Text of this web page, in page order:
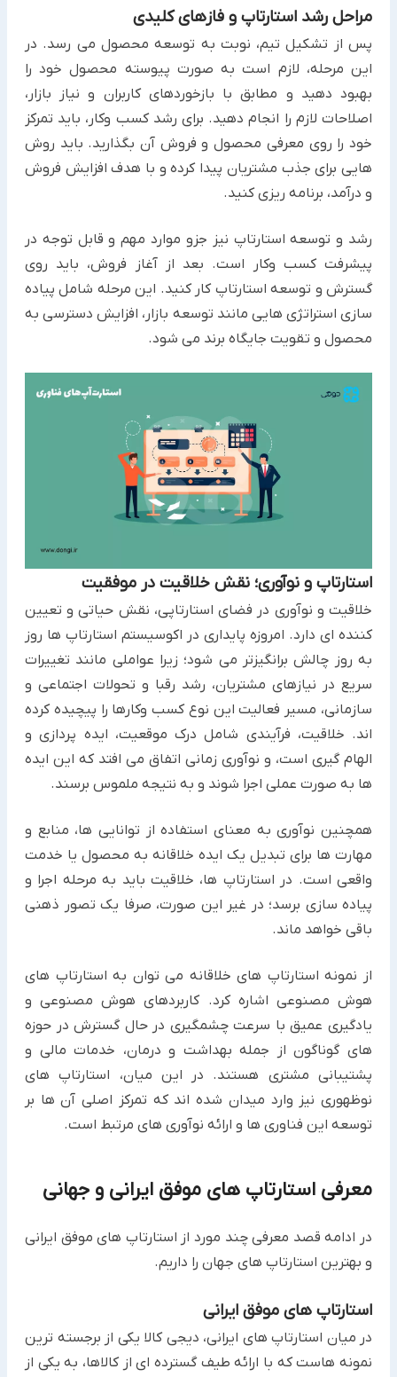
مراحل رشد استارتاپ و فازهای کلیدی
پس از تشکیل تیم، نوبت به توسعه محصول می رسد. در
این مرحله، لازم است به صورت پیوسته محصول خود را
بهبود دهید و مطابق با بازخوردهای کاربران و نیاز بازار،
اصلاحات لازم را انجام دهید. برای رشد کسب وکار، باید تمرکز
خود را روی معرفی محصول و فروش آن بگذارید. باید روش
هایی برای جذب مشتریان پیدا کرده و با هدف افزایش فروش
و درآمد، برنامه ریزی کنید.
رشد و توسعه استارتاپ نیز جزو موارد مهم و قابل توجه در
پیشرفت کسب وکار است. بعد از آغاز فروش، باید روی
گسترش و توسعه استارتاپ کار کنید. این مرحله شامل پیاده
سازی استراتژی هایی مانند توسعه بازار، افزایش دسترسی به
محصول و تقویت جایگاه برند می شود.
استارتاپ و نوآوری؛ نقش خلاقیت در موفقیت
خلاقیت و نوآوری در فضای استارتاپی، نقش حیاتی و تعیین
کننده ای دارد. امروزه پایداری در اکوسیستم استارتاپ ها روز
به روز چالش برانگیزتر می شود؛ زیرا عواملی مانند تغییرات
سریع در نیازهای مشتریان، رشد رقبا و تحولات اجتماعی و
سازمانی، مسیر فعالیت این نوع کسب وکارها را پیچیده کرده
اند. خلاقیت، فرآیندی شامل درک موقعیت، ایده پردازی و
الهام گیری است، و نوآوری زمانی اتفاق می افتد که این ایده
ها به صورت عملی اجرا شوند و به نتیجه ملموس برسند.
همچنین نوآوری به معنای استفاده از توانایی ها، منابع و
مهارت ها برای تبدیل یک ایده خلاقانه به محصول یا خدمت
واقعی است. در استارتاپ ها، خلاقیت باید به مرحله اجرا و
پیاده سازی برسد؛ در غیر این صورت، صرفا یک تصور ذهنی
باقی خواهد ماند.
از نمونه استارتاپ های خلاقانه می توان به استارتاپ های
هوش مصنوعی اشاره کرد. کاربردهای هوش مصنوعی و
یادگیری عمیق با سرعت چشمگیری در حال گسترش در حوزه
های گوناگون از جمله بهداشت و درمان، خدمات مالی و
پشتیبانی مشتری هستند. در این میان، استارتاپ های
نوظهوری نیز وارد میدان شده اند که تمرکز اصلی آن ها بر
توسعه این فناوری ها و ارائه نوآوری های مرتبط است.
معرفی استارتاپ های موفق ایرانی و جهانی
در ادامه قصد معرفی چند مورد از استارتاپ های موفق ایرانی
و بهترین استارتاپ های جهان را داریم.
استارتاپ های موفق ایرانی
در میان استارتاپ های ایرانی، دیجی کالا یکی از برجسته ترین
نمونه هاست که با ارائه طیف گسترده ای از کالاها، به یکی از